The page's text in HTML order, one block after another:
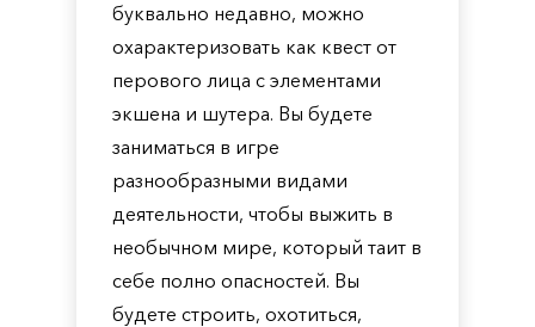
буквально недавно, можно
охарактеризовать как квест от
перового лица с элементами
экшена и шутера. Вы будете
заниматься в игре
разнообразными видами
деятельности, чтобы выжить в
необычном мире, который таит в
себе полно опасностей. Вы
будете строить, охотиться,